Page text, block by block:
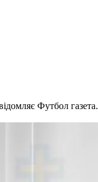
Футбол газета.